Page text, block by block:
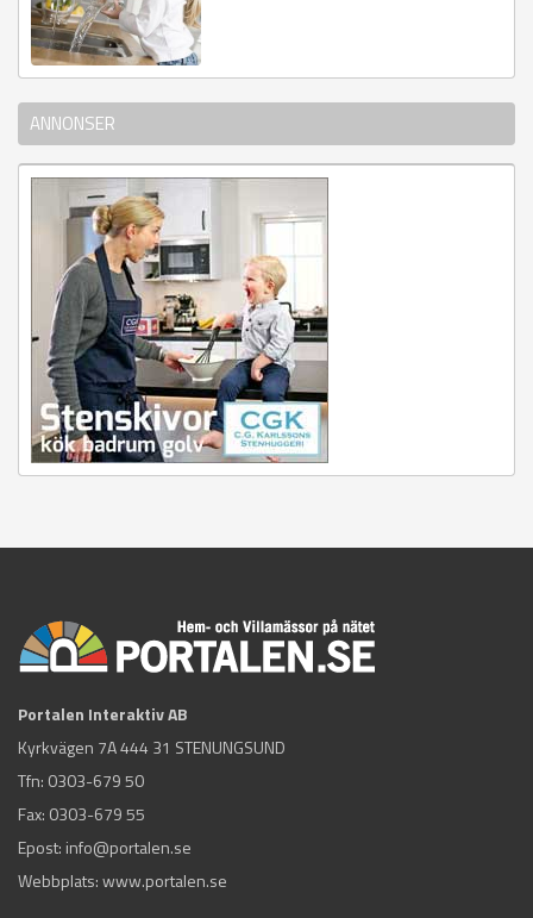
ANNONSER
Portalen Interaktiv AB
Kyrkvägen 7A 444 31 STENUNGSUND
Tfn: 0303-679 50
Fax: 0303-679 55
Epost: info@portalen.se
Webbplats: www.portalen.se